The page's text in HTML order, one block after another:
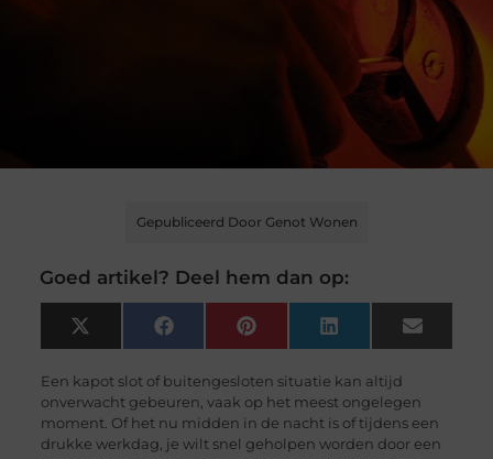
Gepubliceerd Door Genot Wonen
Goed artikel? Deel hem dan op:
X
(Twitter)
FacebookPinterest LinkedIn Email
Een kapot slot of buitengesloten situatie kan altijd
onverwacht gebeuren, vaak op het meest ongelegen
moment. Of het nu midden in de nacht is of tijdens een
drukke werkdag, je wilt snel geholpen worden door een